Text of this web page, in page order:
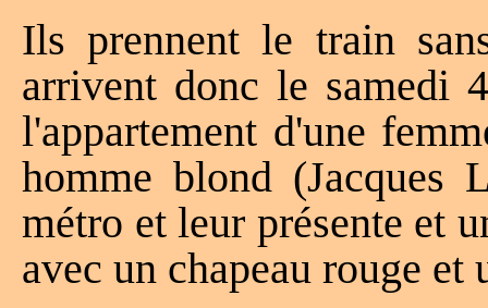
Ils prennent le train
arrivent donc le samedi
l'appartement d'une
homme blond (Jacques
métro et leur présente et
avec un chapeau rouge et